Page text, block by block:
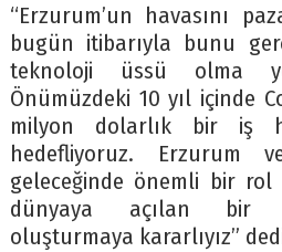
“Erzurum’un havasını
bugün itibarıyla bunu
teknoloji üssü olma
Önümüzdeki 10 yıl içinde
milyon dolarlık bir iş
hedefliyoruz. Erzurum
geleceğinde önemli bir rol
dünyaya açılan bir
oluşturmaya kararlıyız”